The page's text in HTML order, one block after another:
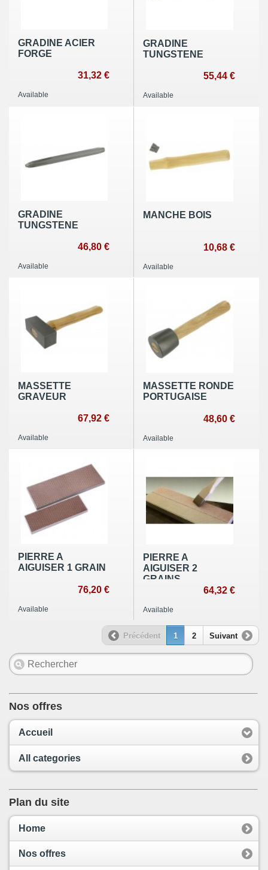
GRADINE ACIER
FORGE
31,32 €
Available
GRADINE
TUNGSTENE
55,44 €
Available
GRADINE
TUNGSTENE
46,80 €
Available
MANCHE BOIS
10,68 €
Available
MASSETTE
GRAVEUR
67,92 €
Available
MASSETTE RONDE
PORTUGAISE
48,60 €
Available
PIERRE A
AIGUISER 1 GRAIN
76,20 €
Available
PIERRE A
AIGUISER 2
GRAINS
64,32 €
Available
Précédent 1 2 Suivant
Nos offres
Accueil
All categories
Plan du site
Home
Nos offres